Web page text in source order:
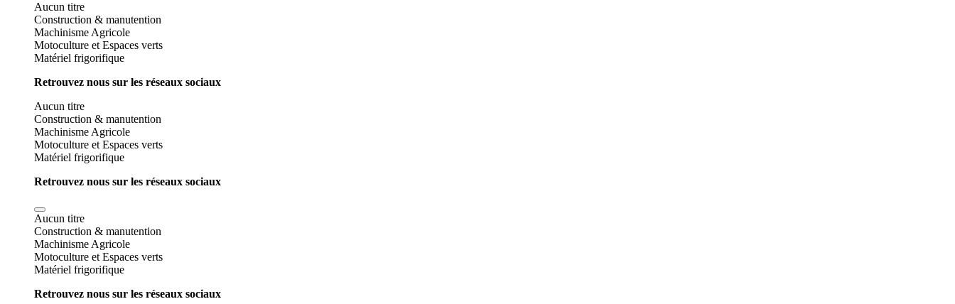
Aucun titre
Construction & manutention
Machinisme Agricole
Motoculture et Espaces verts
Matériel frigorifique
Retrouvez nous sur les réseaux sociaux
Aucun titre
Construction & manutention
Machinisme Agricole
Motoculture et Espaces verts
Matériel frigorifique
Retrouvez nous sur les réseaux sociaux
Aucun titre
Construction & manutention
Machinisme Agricole
Motoculture et Espaces verts
Matériel frigorifique
Retrouvez nous sur les réseaux sociaux